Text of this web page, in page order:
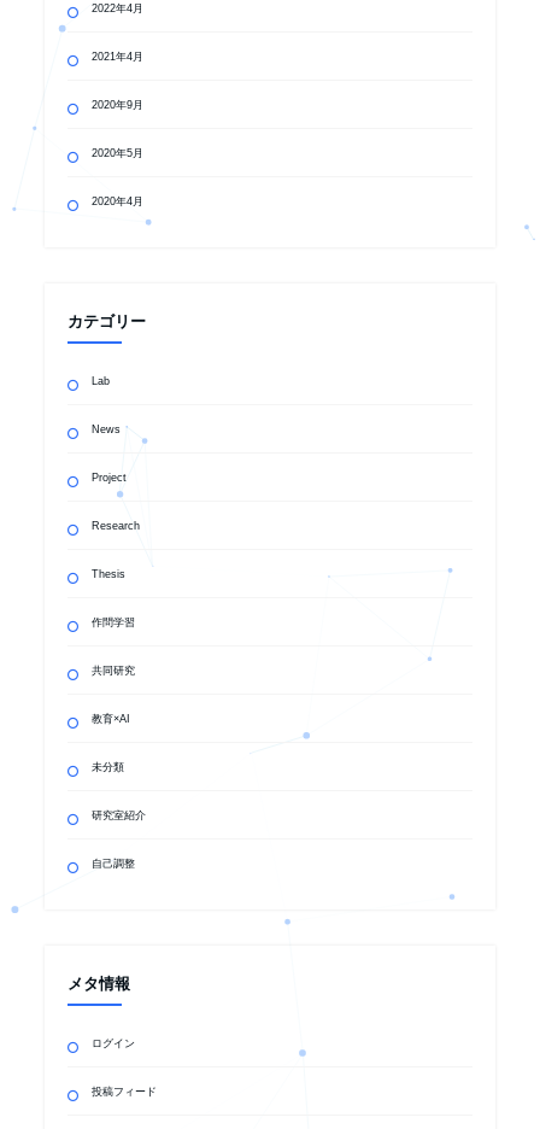
2022年4月
2021年4月
2020年9月
2020年5月
2020年4月
カテゴリー
Lab
News
Project
Research
Thesis
作問学習
共同研究
教育×AI
未分類
研究室紹介
自己調整
メタ情報
ログイン
投稿フィード